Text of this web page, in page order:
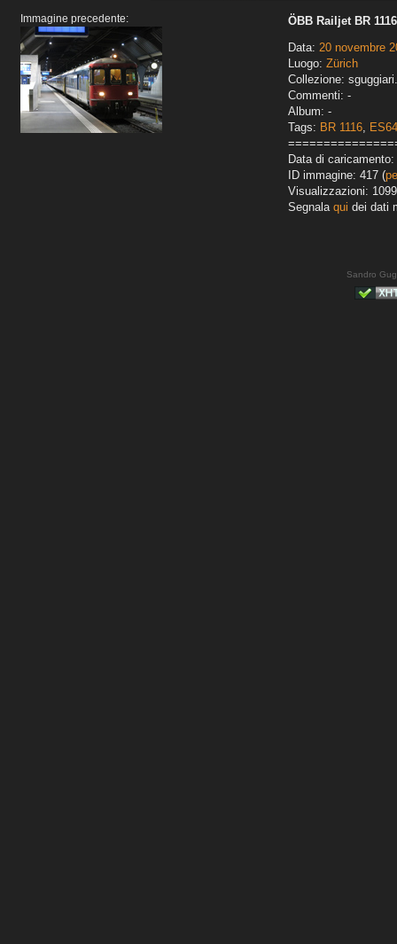
Immagine precedente:
ÖBB Railjet BR
Data: 20 novembre
Luogo: Zürich
Collezione:
Commenti: -
Album: -
Tags: BR 1116,
Data di caricamento:
ID immagine: 417 (
Visualizzazioni: 1099
Segnala qui dei dati
Sandro